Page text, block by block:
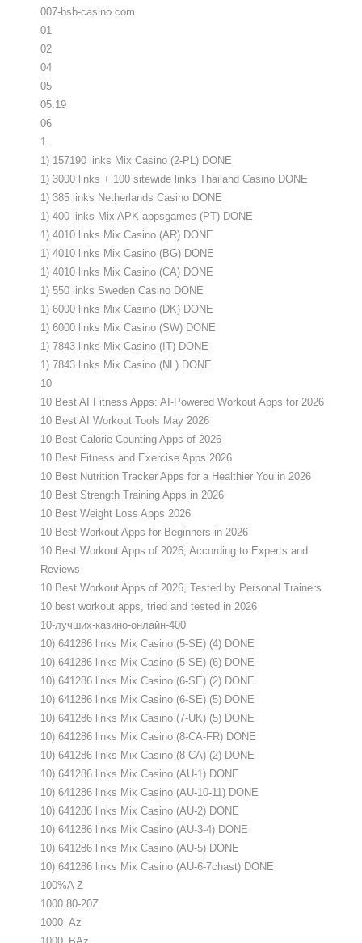
007-bsb-casino.com
01
02
04
05
05.19
06
1
1) 157190 links Mix Casino (2-PL) DONE
1) 3000 links + 100 sitewide links Thailand Casino DONE
1) 385 links Netherlands Casino DONE
1) 400 links Mix APK appsgames (PT) DONE
1) 4010 links Mix Casino (AR) DONE
1) 4010 links Mix Casino (BG) DONE
1) 4010 links Mix Casino (CA) DONE
1) 550 links Sweden Casino DONE
1) 6000 links Mix Casino (DK) DONE
1) 6000 links Mix Casino (SW) DONE
1) 7843 links Mix Casino (IT) DONE
1) 7843 links Mix Casino (NL) DONE
10
10 Best AI Fitness Apps: AI-Powered Workout Apps for 2026
10 Best AI Workout Tools May 2026
10 Best Calorie Counting Apps of 2026
10 Best Fitness and Exercise Apps 2026
10 Best Nutrition Tracker Apps for a Healthier You in 2026
10 Best Strength Training Apps in 2026
10 Best Weight Loss Apps 2026
10 Best Workout Apps for Beginners in 2026
10 Best Workout Apps of 2026, According to Experts and
Reviews
10 Best Workout Apps of 2026, Tested by Personal Trainers
10 best workout apps, tried and tested in 2026
10-лучших-казино-онлайн-400
10) 641286 links Mix Casino (5-SE) (4) DONE
10) 641286 links Mix Casino (5-SE) (6) DONE
10) 641286 links Mix Casino (6-SE) (2) DONE
10) 641286 links Mix Casino (6-SE) (5) DONE
10) 641286 links Mix Casino (7-UK) (5) DONE
10) 641286 links Mix Casino (8-CA-FR) DONE
10) 641286 links Mix Casino (8-CA) (2) DONE
10) 641286 links Mix Casino (AU-1) DONE
10) 641286 links Mix Casino (AU-10-11) DONE
10) 641286 links Mix Casino (AU-2) DONE
10) 641286 links Mix Casino (AU-3-4) DONE
10) 641286 links Mix Casino (AU-5) DONE
10) 641286 links Mix Casino (AU-6-7chast) DONE
100%A Z
1000 80-20Z
1000_Az